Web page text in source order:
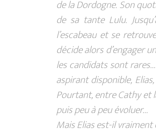
de la Dordogne. Son
de sa tante Lulu.
l’escabeau et se
décide alors d’engager
les candidats sont
aspirant disponible,
Pourtant, entre Cathy et
puis peu à peu évoluer…
Mais Elias est-il